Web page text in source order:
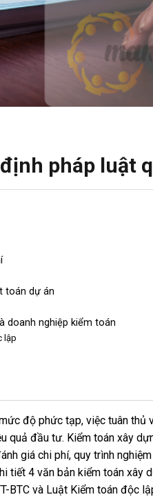
pháp luật
toán dự án
doanh nghiệp kiểm toán
lập
độ phức tạp, việc tuân thủ
quả đầu tư. Kiểm toán xây
giá chi phí, quy trình
tiết 4 văn bản kiểm toán xây
BTC và Luật Kiểm toán độc